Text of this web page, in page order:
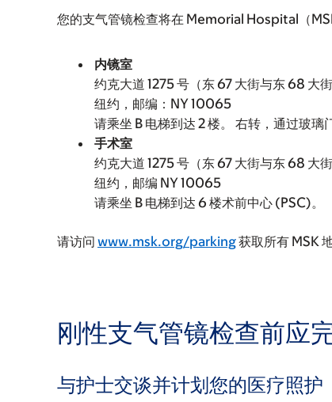
您的支气管镜检查将在 Memorial Hospital（
内镜室
约克大道 1275 号（东 67 大街与东 68 大街
纽约，邮编：NY 10065
请乘坐 B 电梯到达 2 楼。 右转，通过玻璃
手术室
约克大道 1275 号（东 67 大街与东 68 大街
纽约，邮编 NY 10065
请乘坐 B 电梯到达 6 楼术前中心 (PSC)。
请访问 www.msk.org/parking获取所有 MSK
刚性支气管镜检查前应
与护士交谈并计划您的医疗照护